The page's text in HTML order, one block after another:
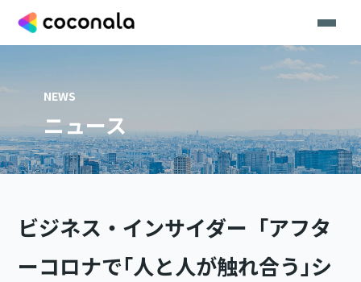
NEWS
ニュース
ビジネス・インサイダー「アフタ
ーコロナで｢人と人が触れ合う｣シ